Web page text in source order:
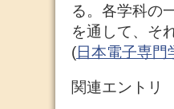
る。各学科の
を通して、そ
(日本電子専
関連エントリ